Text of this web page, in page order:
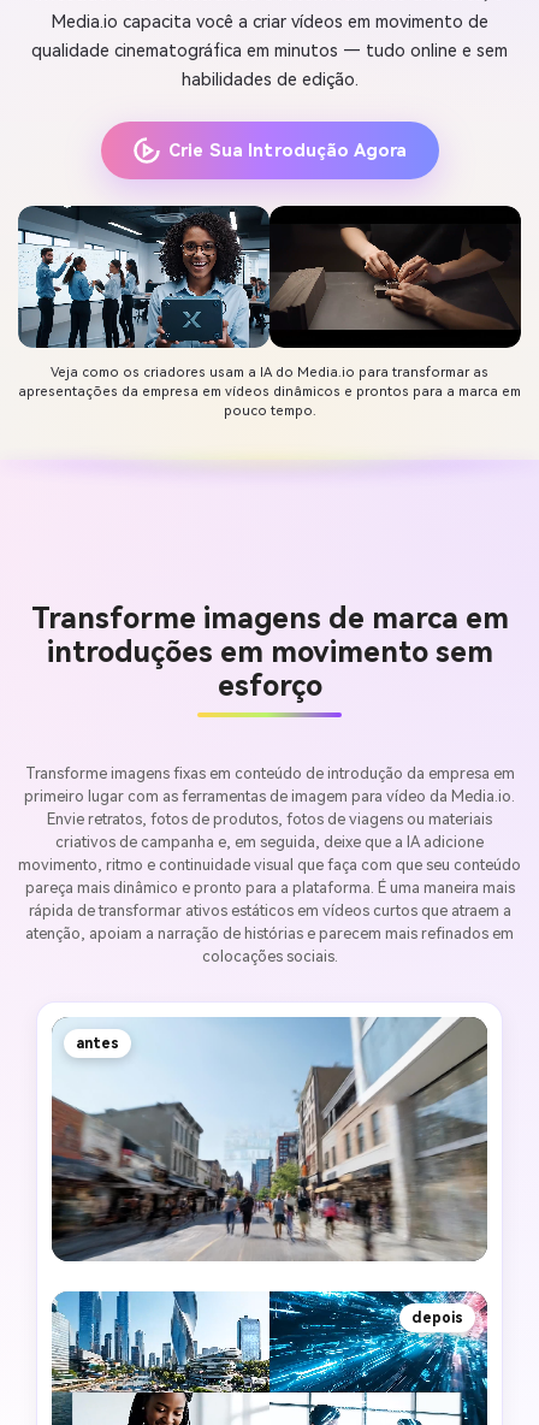
Media.io capacita você a criar vídeos em movimento de
qualidade cinematográfica em minutos — tudo online e sem
habilidades de edição.
Crie Sua Introdução Agora
Veja como os criadores usam a IA do Media.io para transformar as
apresentações da empresa em vídeos dinâmicos e prontos para a marca em
pouco tempo.
Transforme imagens de marca em
introduções em movimento sem
esforço
Transforme imagens fixas em conteúdo de introdução da empresa em
primeiro lugar com as ferramentas de imagem para vídeo da Media.io.
Envie retratos, fotos de produtos, fotos de viagens ou materiais
criativos de campanha e, em seguida, deixe que a IA adicione
movimento, ritmo e continuidade visual que faça com que seu conteúdo
pareça mais dinâmico e pronto para a plataforma. É uma maneira mais
rápida de transformar ativos estáticos em vídeos curtos que atraem a
atenção, apoiam a narração de histórias e parecem mais refinados em
colocações sociais.
antes
depois